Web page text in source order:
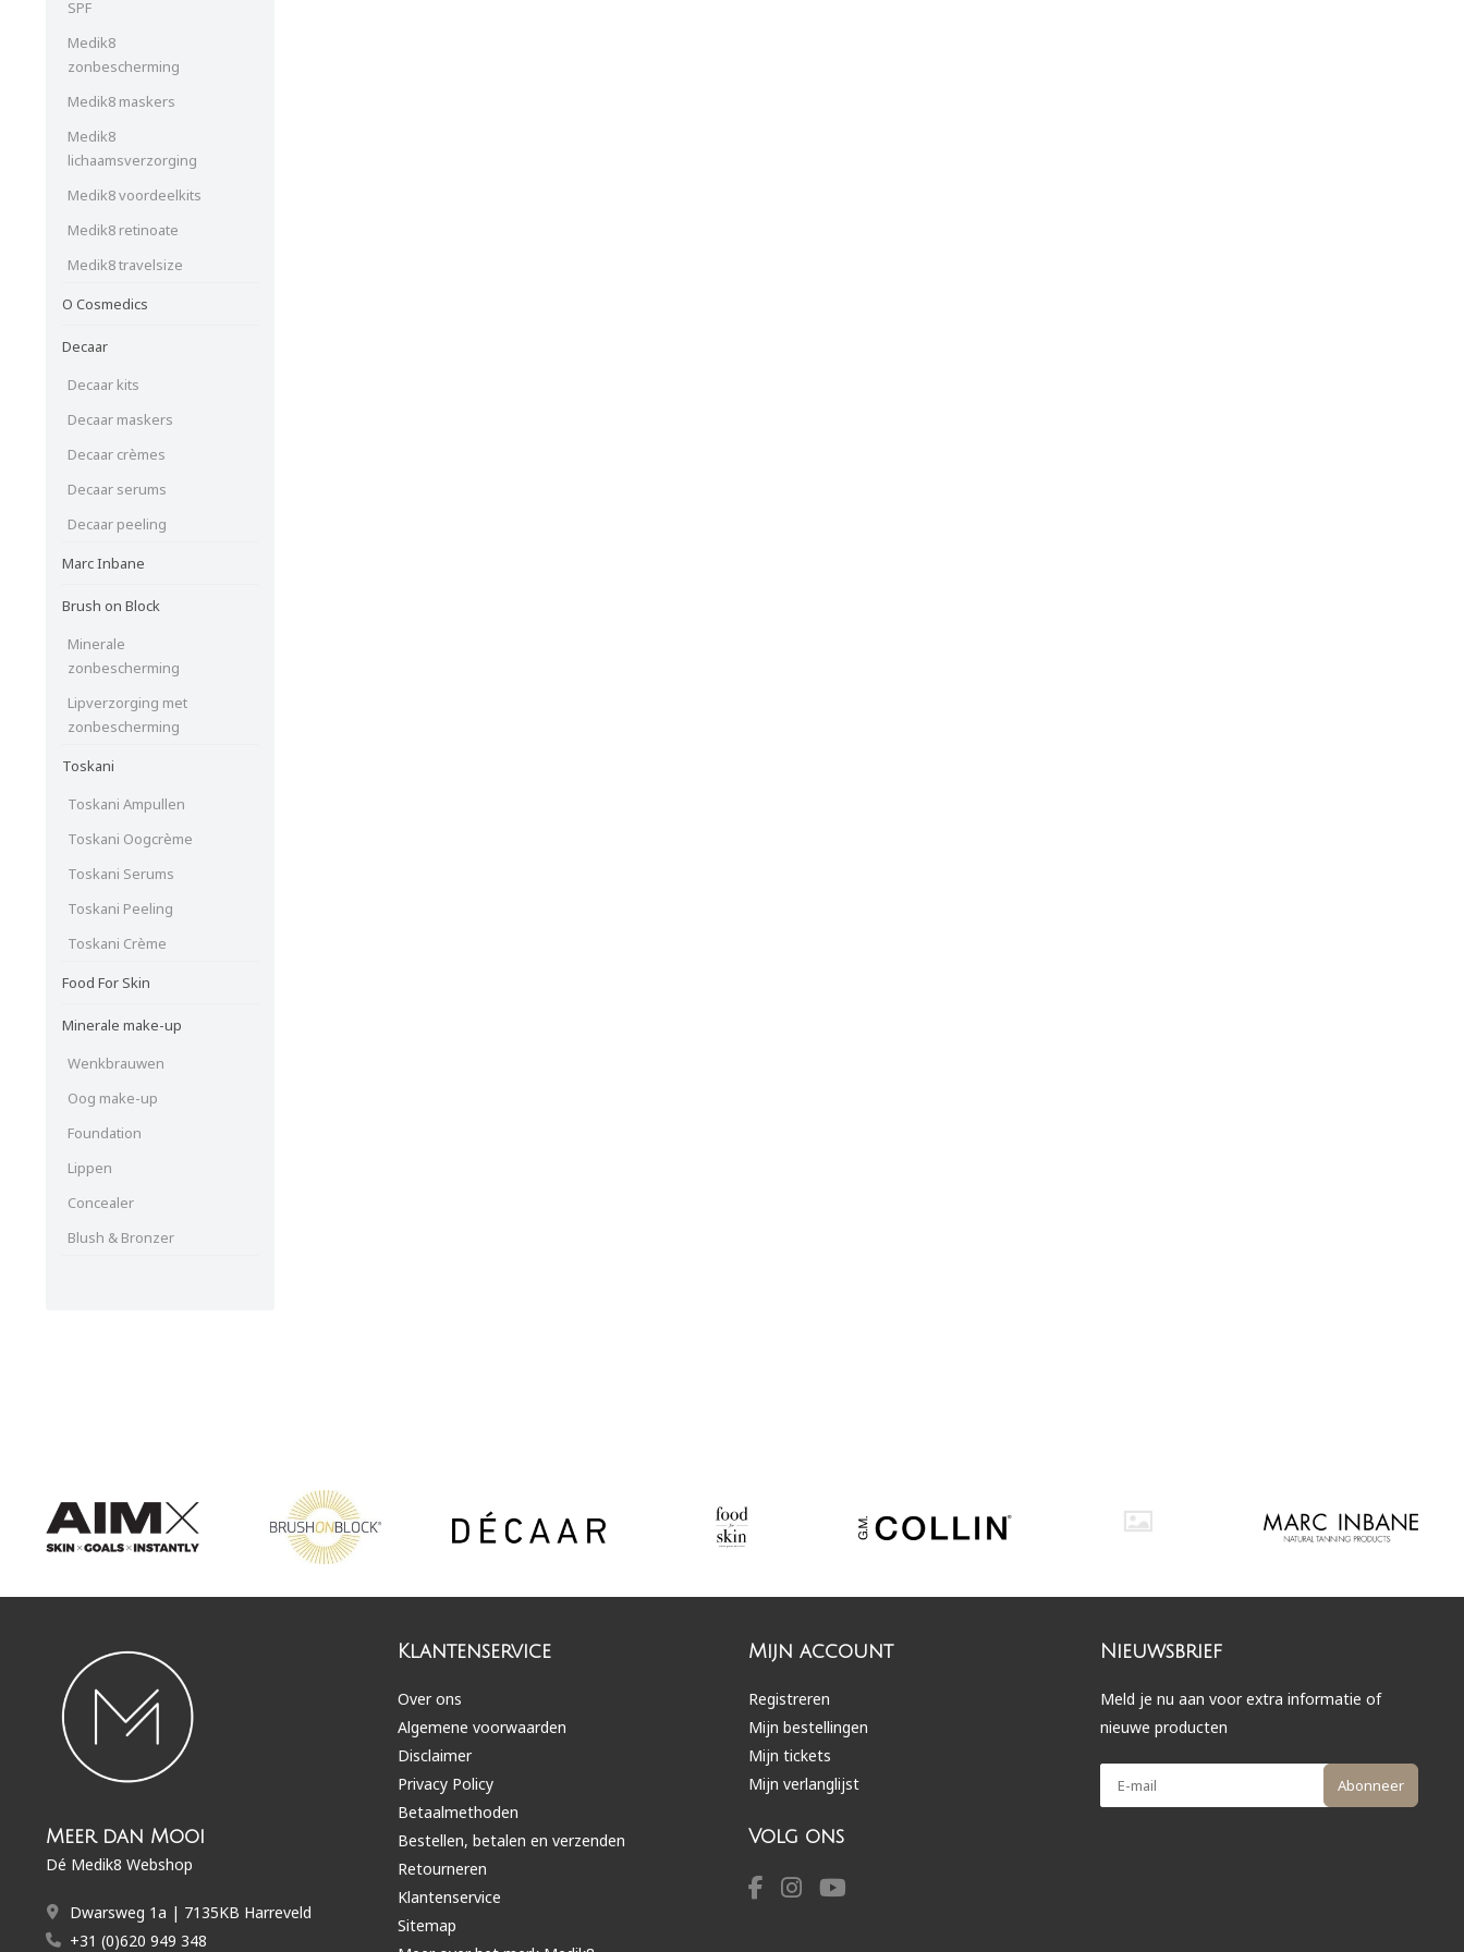
SPF
Medik8
zonbescherming
Medik8 maskers
Medik8
lichaamsverzorging
Medik8 voordeelkits
Medik8 retinoate
Medik8 travelsize
O Cosmedics
Decaar
Decaar kits
Decaar maskers
Decaar crèmes
Decaar serums
Decaar peeling
Marc Inbane
Brush on Block
Minerale
zonbescherming
Lipverzorging met
zonbescherming
Toskani
Toskani Ampullen
Toskani Oogcrème
Toskani Serums
Toskani Peeling
Toskani Crème
Food For Skin
Minerale make-up
Wenkbrauwen
Oog make-up
Foundation
Lippen
Concealer
Blush & Bronzer
Meer dan Mooi
Dé Medik8 Webshop
Dwarsweg 1a | 7135KB Harreveld
+31 (0)620 949 348
Klantenservice
Over ons
Algemene voorwaarden
Disclaimer
Privacy Policy
Betaalmethoden
Bestellen, betalen en verzenden
Retourneren
Klantenservice
Sitemap
Mijn account
Registreren
Mijn bestellingen
Mijn tickets
Mijn verlanglijst
Volg ons
Nieuwsbrief
Meld je nu aan voor extra informatie of
nieuwe producten
Abonneer